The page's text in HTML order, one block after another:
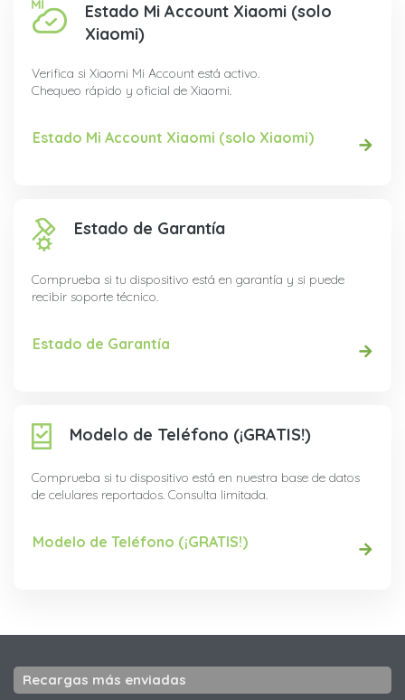
Estado Mi Account Xiaomi (solo
Xiaomi)
Verifica si Xiaomi Mi Account está activo.
Chequeo rápido y oficial de Xiaomi.
Estado Mi Account Xiaomi (solo Xiaomi)
Estado de Garantía
Comprueba si tu dispositivo está en garantía y si puede
recibir soporte técnico.
Estado de Garantía
Modelo de Teléfono (¡GRATIS!)
Comprueba si tu dispositivo está en nuestra base de datos
de celulares reportados. Consulta limitada.
Modelo de Teléfono (¡GRATIS!)
Recargas más enviadas